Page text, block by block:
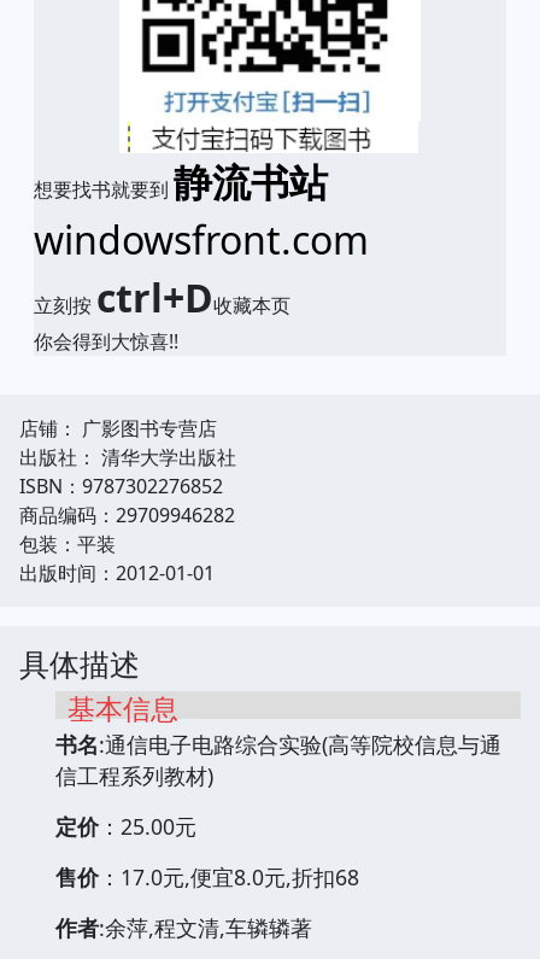
想要找书就要到 静流书站
windowsfront.com
立刻按 ctrl+D收藏本页
你会得到大惊喜!!
店铺： 广影图书专营店
出版社： 清华大学出版社
ISBN：9787302276852
商品编码：29709946282
包装：平装
出版时间：2012-01-01
具体描述
基本信息
书名:通信电子电路综合实验(高等院校信息与通
信工程系列教材)
定价：25.00元
售价：17.0元,便宜8.0元,折扣68
作者:余萍,程文清,车辚辚著